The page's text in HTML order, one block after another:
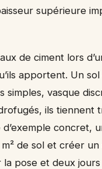
supérieure
de ciment lors
apportent. Un
simples, vasque
ils tiennent
concret,
de sol et créer
pose et deux